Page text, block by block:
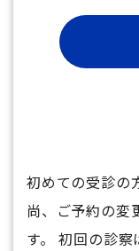
初めての受診の
尚、ご予約の変
す。 初回の診